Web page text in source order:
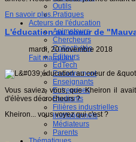
Outils
Pratiques
Acteurs de l'éducation
Animateurs
Chercheurs
Collectivités
Editeurs
EdTech
Encadrement
Enseignants
Entreprises
Etudiants
Filières industrielles
Institutionnels
Médiateurs
Parents
En savoir plus...
L'éducation au coeur de
mardi, 20 novembre 2018
Fait marquant
Vous saviez, vous, que Kheiron il
d'élèves décrocheurs ?
Kheiron... vous voyez qui c'est ?